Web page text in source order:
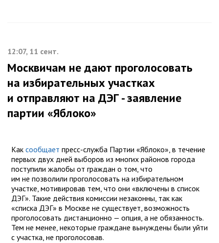
12:07, 11 сент.
Москвичам не дают проголосовать
на избирательных участках
и отправляют на ДЭГ - заявление
партии «Яблоко»
Как сообщает пресс-служба Партии «Яблоко», в течение
первых двух дней выборов из многих районов города
поступили жалобы от граждан о том, что
им не позволили проголосовать на избирательном
участке, мотивировав тем, что они «включены в список
ДЭГ». Такие действия комиссии незаконны, так как
«списка ДЭГ» в Москве не существует, возможность
проголосовать дистанционно — опция, а не обязанность.
Тем не менее, некоторые граждане вынуждены были уйти
с участка, не проголосовав.